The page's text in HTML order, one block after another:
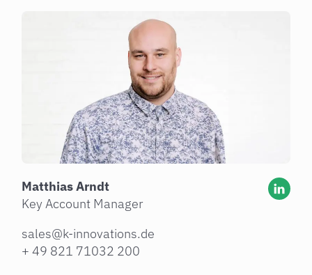
Matthias Arndt
Key Account Manager
sales@k-innovations.de
+ 49 821 71032 200